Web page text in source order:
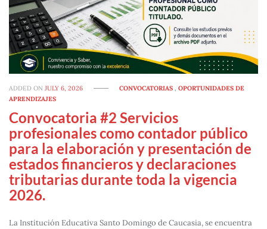
ADDED ON JULY 6, 2026 CONVOCATORIAS ,OPORTUNIDADES DE
APRENDIZAJES
Convocatoria #2 Servicios
profesionales como contador público
para la elaboración y presentación de
estados financieros y declaraciones
tributarias durante toda la vigencia
2026.
La Institución Educativa Santo Domingo de Caucasia, se encuentra